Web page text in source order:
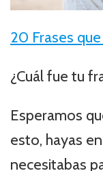
20 Frases
¿Cuál fue tu
Esperamos
esto, hayas
necesitabas